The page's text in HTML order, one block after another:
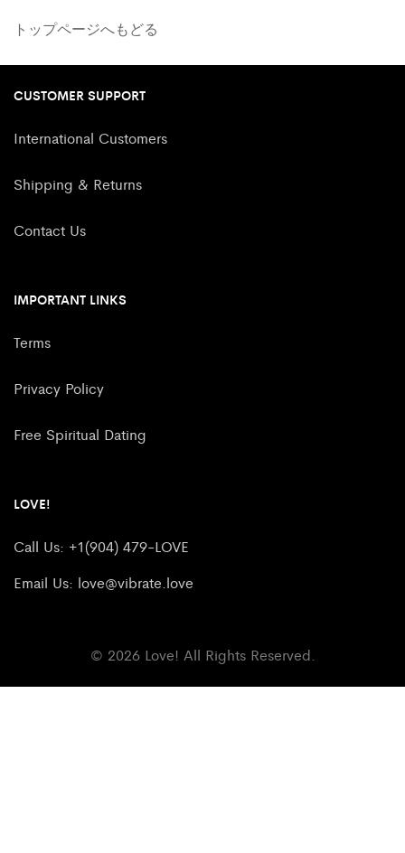
トップページへもどる
CUSTOMER SUPPORT
International Customers
Shipping & Returns
Contact Us
IMPORTANT LINKS
Terms
Privacy Policy
Free Spiritual Dating
LOVE!
Call Us: +1(904) 479-LOVE
Email Us: love@vibrate.love
© 2026 Love! All Rights Reserved.